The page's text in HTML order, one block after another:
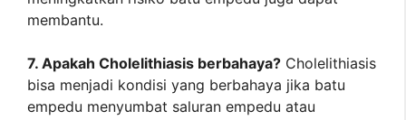
membantu.
7. Apakah Cholelithiasis berbahaya? Cholelithiasis
bisa menjadi kondisi yang berbahaya jika batu
empedu menyumbat saluran empedu atau